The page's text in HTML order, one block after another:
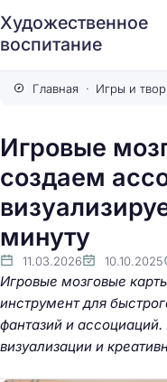
Художественное
воспитание
Главная Игры и
Игровые
создаем
минуту
11.03.2026 10.10.2025
Игровые мозговые
инструмент для
фантазий и
визуализации и